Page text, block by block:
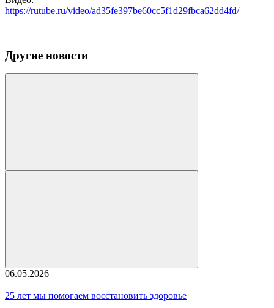
https://rutube.ru/video/ad35fe397be60cc5f1d29fbca62dd4fd/
Другие новости
06.05.2026
25 лет мы помогаем восстановить здоровье